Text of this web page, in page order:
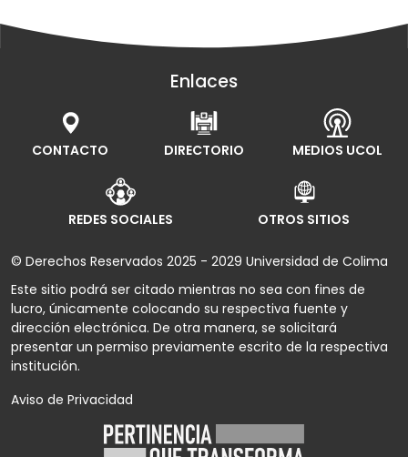
Enlaces
CONTACTO DIRECTORIO MEDIOS UCOL
REDES SOCIALES OTROS SITIOS
© Derechos Reservados 2025 - 2029 Universidad de Colima
Este sitio podrá ser citado mientras no sea con fines de
lucro, únicamente colocando su respectiva fuente y
dirección electrónica. De otra manera, se solicitará
presentar un permiso previamente escrito de la respectiva
institución.
Aviso de Privacidad